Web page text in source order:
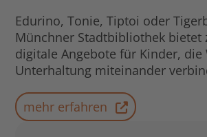
Edurino, Tonie, Tiptoi oder
Münchner Stadtbibliothek bietet
digitale Angebote für Kinder, die
Unterhaltung miteinander
mehr erfahren